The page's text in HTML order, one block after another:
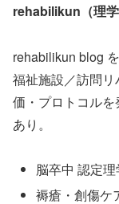
rehabilikun（理学
rehabilikun blog
福祉施設／訪問
価・プロトコル
あり。
脳卒中 認定
褥瘡・創傷ケ